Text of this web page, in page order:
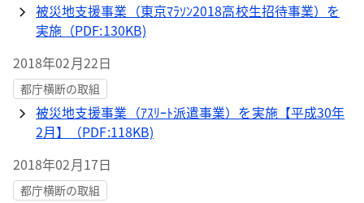
被災地支援事業（東京ﾏﾗｿﾝ2018高校生招待事業）を
実施（PDF:130KB)
2018年02月22日
都庁横断の取組
被災地支援事業（ｱｽﾘｰﾄ派遣事業）を実施【平成30年
2月】（PDF:118KB)
2018年02月17日
都庁横断の取組